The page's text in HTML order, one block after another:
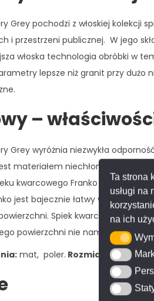
Ta strona
usługi na
na ich
Marketing
Statystyka
Grey pochodzi z włoskiej
i przestrzeni publicznej. W jego
włoska technologia obróbki w
lepsze niż granit przy dużo
–
Grey wyróżnia niezwykła
materiałem niechłonnym. Jest
kwarcowego Franko cechuje
jest bajecznie łatwy w
Spiek kwarcowy jest
powierzchni nie namnażają się
mat, poler. Rozmiar płyty: 320